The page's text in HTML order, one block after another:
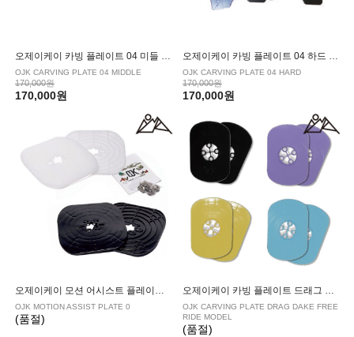
오제이케이 카빙 플레이트 04 미들 프리스타일용
OJK CARVING PLATE 04 MIDDLE
170,000원
170,000원
오제이케이 카빙 플레이트 04 하드 프리스타일용
OJK CARVING PLATE 04 HARD
170,000원
170,000원
오제이케이 모션 어시스트 플레이트 01 프리스타일용
OJK MOTION ASSIST PLATE 0
(품절)
오제이케이 카빙 플레이트 드래그 다케 프리 라이드 모델
OJK CARVING PLATE DRAG DAKE FREE
RIDE MODEL
(품절)